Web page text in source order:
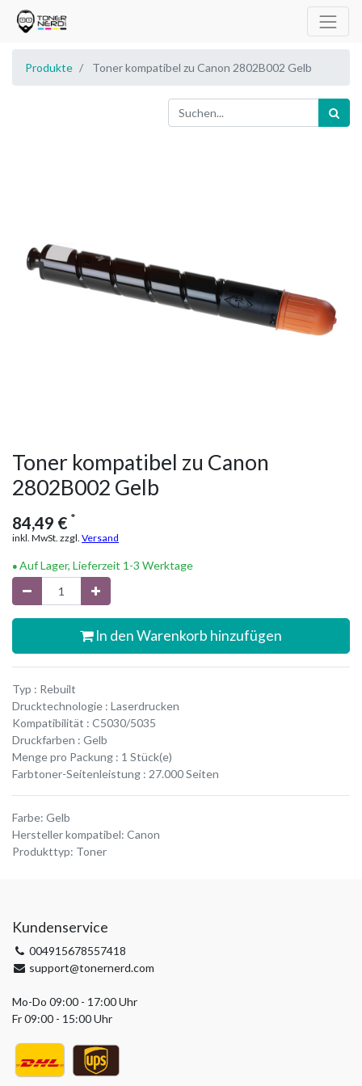
Produkte Toner kompatibel zu Canon 2802B002 Gelb
Toner kompatibel zu Canon
2802B002 Gelb
84,49 € *
inkl. MwSt. zzgl. Versand
Auf Lager, Lieferzeit 1-3 Werktage
In den Warenkorb hinzufügen
Typ : Rebuilt
Drucktechnologie : Laserdrucken
Kompatibilität : C5030/5035
Druckfarben : Gelb
Menge pro Packung : 1 Stück(e)
Farbtoner-Seitenleistung : 27.000 Seiten
Farbe: Gelb
Hersteller kompatibel: Canon
Produkttyp: Toner
Kundenservice
004915678557418
support@tonernerd.com
Mo-Do 09:00 - 17:00 Uhr
Fr 09:00 - 15:00 Uhr